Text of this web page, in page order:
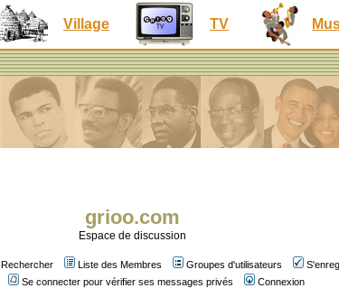
Village TV
grioo.com
Espace de discussion
Rechercher Liste des Membres Groupes d'utilisateurs
Se connecter pour vérifier ses messages privés Connexion